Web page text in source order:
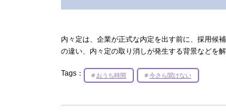
内々定は、企業が正式な内定を出す前に、採用候
の違い、内々定の取り消しが発生する背景などを解
Tags： おうち時間 今さら聞けない